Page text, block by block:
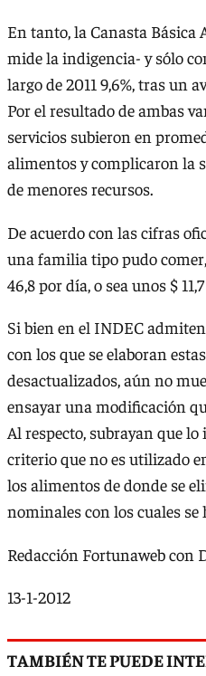
En tanto, la Canasta Básica
mide la indigencia- y sólo
largo de 2011 9,6%, tras un
Por el resultado de ambas
servicios subieron en
alimentos y complicaron la
de menores recursos.
De acuerdo con las cifras
una familia tipo pudo
46,8 por día, o sea unos $
Si bien en el INDEC
con los que se elaboran
desactualizados, aún no
ensayar una modificación
Al respecto, subrayan que
criterio que no es utilizado
los alimentos de donde se
nominales con los cuales se
Redacción Fortunaweb con
13-1-2012
TAMBIÉN TE PUEDE